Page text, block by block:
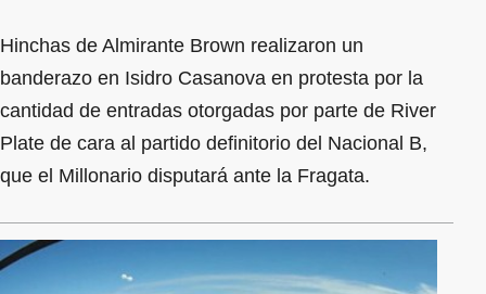
Hinchas de Almirante Brown realizaron un
banderazo en Isidro Casanova en protesta por la
cantidad de entradas otorgadas por parte de River
Plate de cara al partido definitorio del Nacional B,
que el Millonario disputará ante la Fragata.